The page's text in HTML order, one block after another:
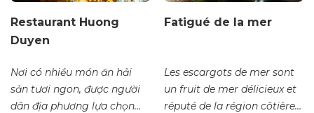
Restaurant Huong
Duyen
Nơi có nhiều món ăn hải
sản tươi ngon, được người
dân địa phương lựa chọn...
Fatigué de la mer
Les escargots de mer sont
un fruit de mer délicieux et
réputé de la région côtière